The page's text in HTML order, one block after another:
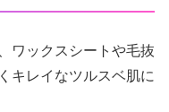
ワックスシートや毛抜
キレイなツルスベ肌に